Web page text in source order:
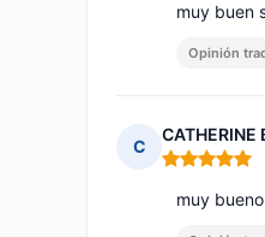
muy buen
Opinión
C
CATHERINE
Nota: 5 de 5
muy bueno